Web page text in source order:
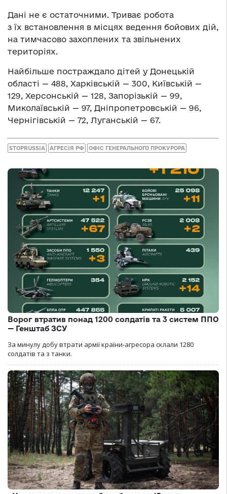
Дані не є остаточними. Триває робота
з їх встановлення в місцях ведення бойових дій,
на тимчасово захоплених та звільнених
територіях.
Найбільше постраждало дітей у Донецькій
області — 488, Харківській — 300, Київській —
129, Херсонській — 128, Запорізькій — 99,
Миколаївській — 97, Дніпропетровській — 96,
Чернігівській — 72, Луганській — 67.
STOPRUSSIA АГРЕСІЯ РФ ОФІС ГЕНЕРАЛЬНОГО ПРОКУРОРА
Ворог втратив понад 1200 солдатів та 3 систем ППО
— Генштаб ЗСУ
За минулу добу втрати армії країни-агресора склали 1280
солдатів та з танки.